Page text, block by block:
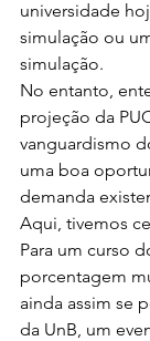
universidade
simulação ou
simulação.
No entanto,
projeção da
vanguardismo
uma boa
demanda
Aqui, tivemos
Para um curso
porcentagem
ainda assim se
da UnB, um